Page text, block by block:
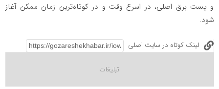
و پست برق اصلی، در اسرع وقت و در کوتاه‌ترین زمان ممکن آغاز
شود.
لینک کوتاه در سایت اصلی